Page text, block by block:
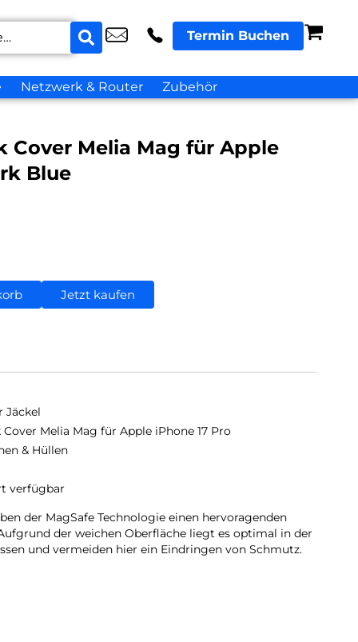
Termin Buchen
Netzwerk & Router Zubehör
Cover Melia Mag für Apple
Blue
Jetzt kaufen
Jäckel
Cover Melia Mag für Apple iPhone 17 Pro
& Hüllen
verfügbar
der MagSafe Technologie einen hervoragenden
der weichen Oberfläche liegt es optimal in der
und vermeiden hier ein Eindringen von Schmutz.